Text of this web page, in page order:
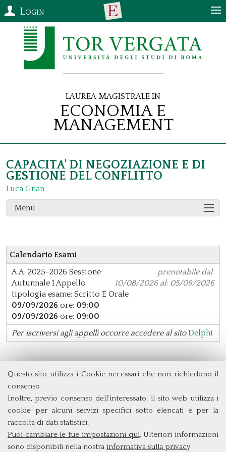
Questo sito utilizza i Cookie necessari che non richiedono il
consenso
Inoltre, previo consenso dell’interessato, il sito web utilizza i
cookie per alcuni servizi specifici sotto elencati e per la
raccolta di dati statistici.
Puoi cambiare le tue impostazioni qui. Ulteriori informazioni
sono disponibili nella nostra informativa sulla privacy
Login
Laurea Magistrale in
Economia e
Management
CAPACITA' DI NEGOZIAZIONE E DI
GESTIONE DEL CONFLITTO
Luca Gnan
Menu
Calendario Esami
prenotabile dal:
10/08/2026 al: 05/09/2026
A.A. 2025-2026 Sessione
Autunnale I Appello
tipologia esame: Scritto E Orale
09/09/2026 ore: 09:00
09/09/2026 ore: 09:00
Per iscriversi agli appelli occorre accedere al sito Delphi
Università degli Studi di Roma Tor Vergata
Via Columbia, 2
00133 Roma (Italia)
Tel. +39 06 7259 3299/5837
biennio@clem.uniroma2.it